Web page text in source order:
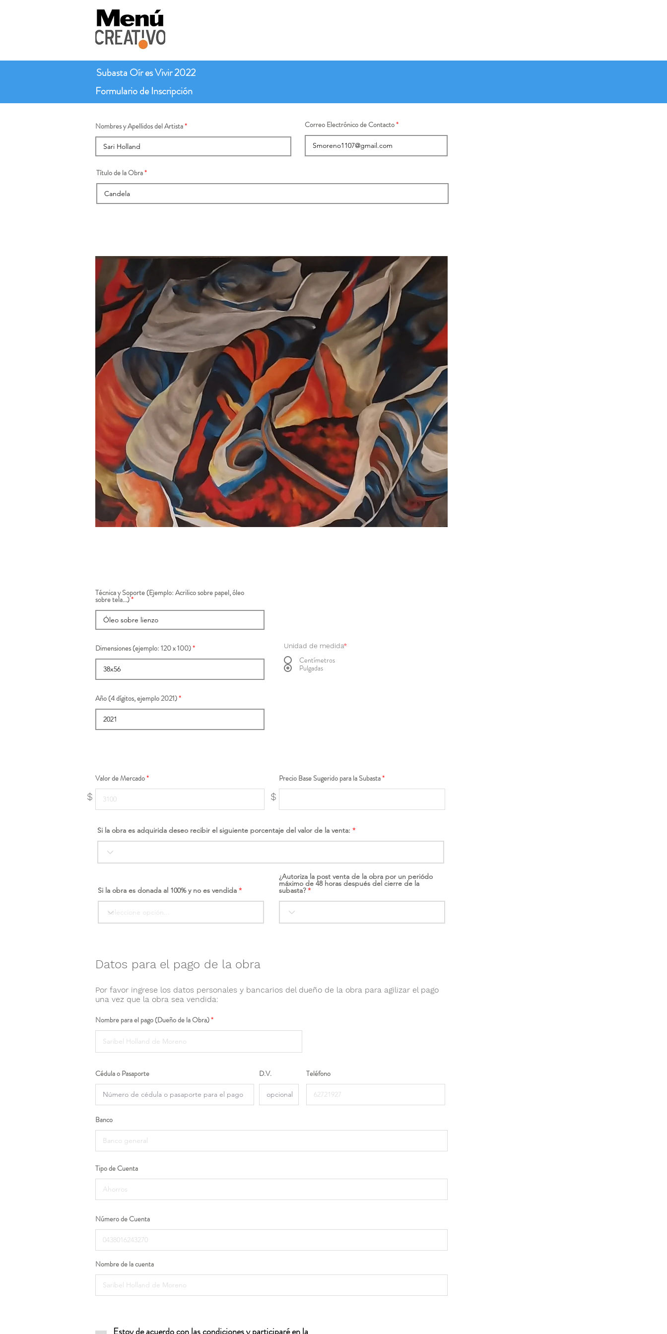
Subasta Oír es Vivir 2022
Formulario de Inscripción
Nombres y Apellidos del Artista Correo Electrónico de Contacto
Título de la Obra
Técnica y Soporte (Ejemplo: Acrilico sobre papel, óleo
sobre tela...)
Dimensiones (ejemplo: 120 x 100) Unidad de medida*
Centímetros
Pulgadas
Año (4 dígitos, ejemplo 2021)
$
Valor de Mercado
$
Precio Base Sugerido para la Subasta
Si la obra es adquirida deseo recibir el siguiente porcentaje del valor de la venta:
Si la obra es donada al 100% y no es vendida
¿Autoriza la post venta de la obra por un periódo
máximo de 48 horas después del cierre de la
subasta?
Datos para el pago de la obra
Por favor ingrese los datos personales y bancarios del dueño de la obra para agilizar el pago
una vez que la obra sea vendida:
Nombre para el pago (Dueño de la Obra)
Cédula o Pasaporte D.V. Teléfono
Banco
Tipo de Cuenta
Número de Cuenta
Nombre de la cuenta